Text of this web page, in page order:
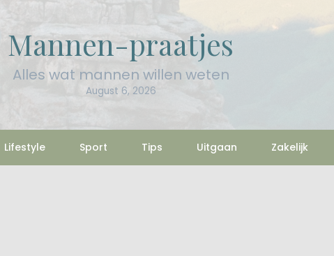
Mannen-praatjes
Alles wat mannen willen weten
August 6, 2026
Lifestyle Sport Tips Uitgaan Zakelijk